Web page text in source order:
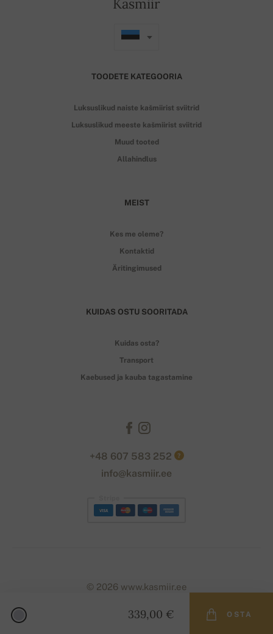
339,00 € OSTA
TOODETE KATEGOORIA
Luksuslikud naiste kašmiirist sviitrid
Luksuslikud meeste kašmiirist sviitrid
Muud tooted
Allahindlus
MEIST
Kes me oleme?
Kontaktid
Äritingimused
KUIDAS OSTU SOORITADA
Kuidas osta?
Transport
Kaebused ja kauba tagastamine
+48 607 583 252 ?
info@kasmiir.ee
© 2026 www.kasmiir.ee
naum. | Powered by Simplia.cz.